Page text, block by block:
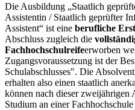
Die Ausbildung „Staatlich
Assistentin / Staatlich geprüfter
Assistent“ ist eine berufliche
Abschluss zugleich die
Fachhochschulreifeerworben
Zugangsvoraussetzung ist der
Schulabschlusses". Die
erhalten also einen staatlich
können nach dieser zweijährigen
Studium an einer